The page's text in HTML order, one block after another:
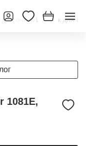
для очков/ Шнурок для
1081E,